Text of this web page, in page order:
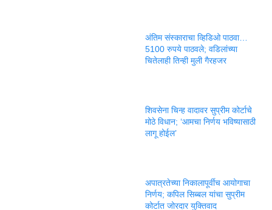
अंतिम संस्काराचा व्हिडिओ पाठवा…
5100 रुपये पाठवले; वडिलांच्या
चितेलाही तिन्ही मुली गैरहजर
शिवसेना चिन्ह वादावर सुप्रीम कोर्टाचे
मोठे विधान; ‘आमचा निर्णय भविष्यासाठी
लागू होईल’
अपात्रतेच्या निकालापूर्वीच आयोगाचा
निर्णय; कपिल सिब्बल यांचा सुप्रीम
कोर्टात जोरदार युक्तिवाद